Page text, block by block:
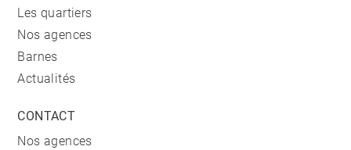
Les quartiers
Nos agences
Barnes
Actualités
CONTACT
Nos agences